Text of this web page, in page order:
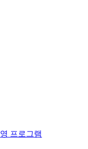
프로그램